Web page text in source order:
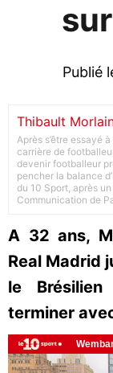
Publié
Thibault
Après s’être essayé
carrière de
devenir footballeur
pencher la balance
du 10 Sport, après
Communication de
A 32 ans,
Real Madrid
le
terminer